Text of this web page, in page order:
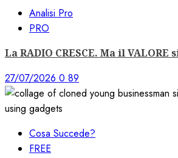
Analisi Pro
PRO
La RADIO CRESCE. Ma il VALORE
27/07/2026 0 89
Cosa Succede?
FREE